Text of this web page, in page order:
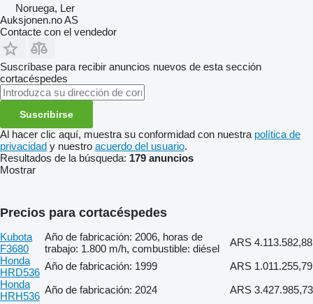
Noruega, Ler
Auksjonen.no AS
Contacte con el vendedor
Suscríbase para recibir anuncios nuevos de esta sección
cortacéspedes
Suscribirse
Al hacer clic aquí, muestra su conformidad con nuestra política de
privacidad y nuestro acuerdo del usuario.
Resultados de la búsqueda: 179 anuncios
Mostrar
Precios para cortacéspedes
Kubota
F3680
Año de fabricación: 2006, horas de
trabajo: 1.800 m/h, combustible: diésel
ARS 4.113.582,88
Honda
HRD536
Año de fabricación: 1999
ARS 1.011.255,79
Honda
HRH536
Año de fabricación: 2024
ARS 3.427.985,73